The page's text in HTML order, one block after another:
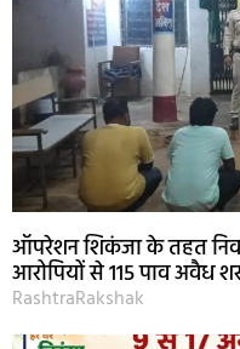
ऑपरेशन शिकंजा के तहत
आरोपियों से 115 पाव अवैध
RashtraRakshak